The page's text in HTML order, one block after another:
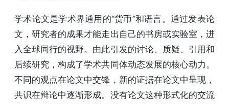
学术论文是学术界通用的“货币”和语言。通过发表论
文，研究者的成果才能走出自己的书房或实验室，进
入全球同行的视野。由此引发的讨论、质疑、引用和
后续研究，构成了学术共同体动态发展的核心动力。
不同的观点在论文中交锋，新的证据在论文中呈现，
共识在辩论中逐渐形成。没有论文这种形式化的交流